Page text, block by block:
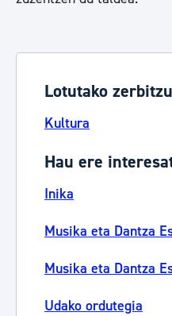
Lotutako
Kultura
Hau ere
Inika
Musika eta Dantza
Musika eta Dantza
Udako ordutegia